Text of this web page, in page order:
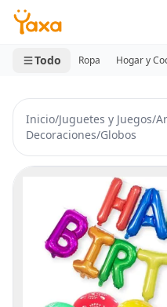
MINI CARRITO
0 productos
Todo Ropa Hogar y
Inicio/Juguetes y Juegos/
Decoraciones/Globos